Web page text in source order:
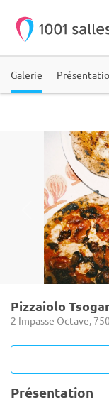
Galerie
Pizzaiolo
2 Impasse Octave,
Présentation